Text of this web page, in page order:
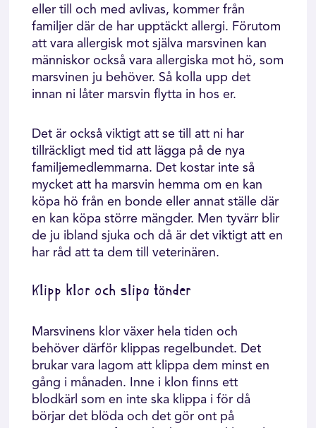
eller till och med avlivas, kommer från
familjer där de har upptäckt allergi. Förutom
att vara allergisk mot själva marsvinen kan
människor också vara allergiska mot hö, som
marsvinen ju behöver. Så kolla upp det
innan ni låter marsvin flytta in hos er.
Det är också viktigt att se till att ni har
tillräckligt med tid att lägga på de nya
familjemedlemmarna. Det kostar inte så
mycket att ha marsvin hemma om en kan
köpa hö från en bonde eller annat ställe där
en kan köpa större mängder. Men tyvärr blir
de ju ibland sjuka och då är det viktigt att en
har råd att ta dem till veterinären.
Klipp klor och slipa tänder
Marsvinens klor växer hela tiden och
behöver därför klippas regelbundet. Det
brukar vara lagom att klippa dem minst en
gång i månaden. Inne i klon finns ett
blodkärl som en inte ska klippa i för då
börjar det blöda och det gör ont på